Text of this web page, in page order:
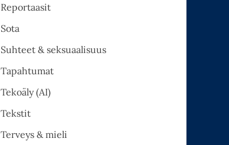
Reportaasit
Sota
Suhteet & seksuaalisuus
Tapahtumat
Tekoäly (AI)
Tekstit
Terveys & mieli